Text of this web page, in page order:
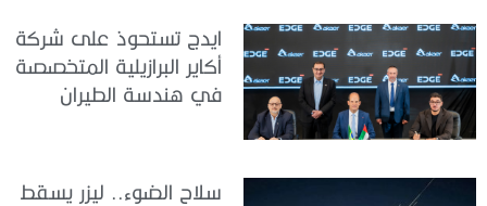
ايدج تستحوذ على شركة
أكاير البرازيلية المتخصصة
في هندسة الطيران
سلاح الضوء.. ليزر يسقط